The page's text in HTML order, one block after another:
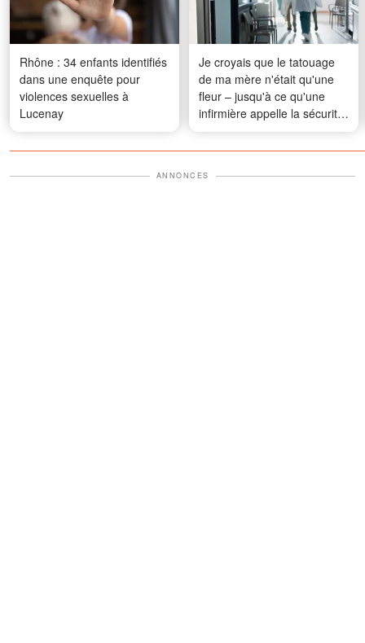
Rhône : 34 enfants identifiés
dans une enquête pour
violences sexuelles à
Lucenay
Je croyais que le tatouage
de ma mère n'était qu'une
fleur – jusqu'à ce qu'une
infirmière appelle la sécurité
dès qu'elle l'a vu
ANNONCES